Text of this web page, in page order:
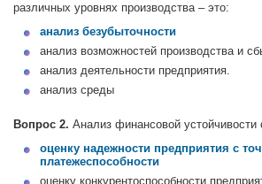
различных уровнях производства – это:
анализ безубыточности
анализ возможностей производства и
анализ деятельности предприятия.
анализ среды
Вопрос 2. Анализ финансовой устойчивости
оценку надежности предприятия с
платежеспособности
оценку конкурентоспособности